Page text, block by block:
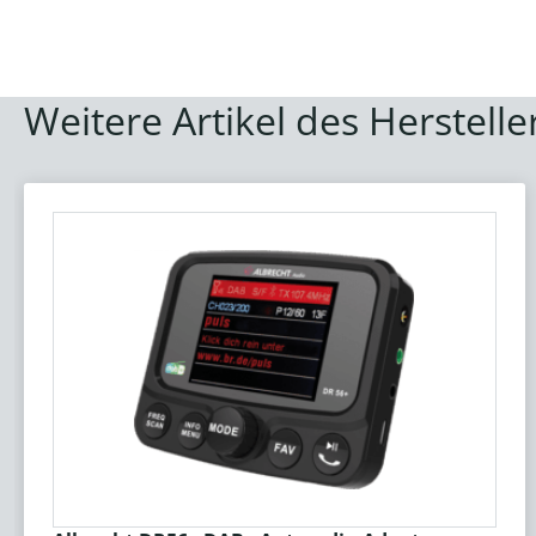
Weitere Artikel des